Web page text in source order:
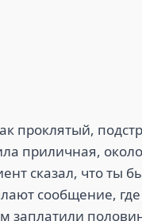
проклятый,
приличная, около
сказал, что ты
сообщение,
заплатили